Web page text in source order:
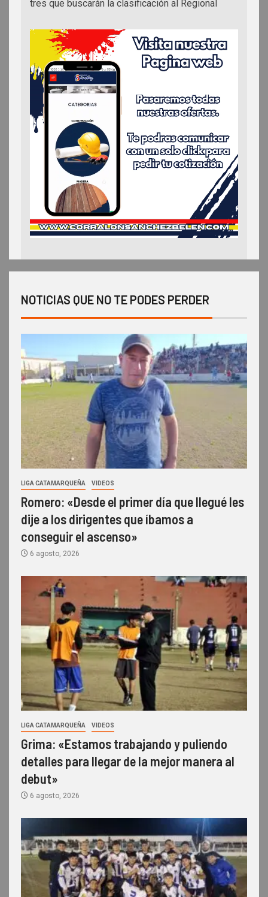
tres que buscarán la clasificación al Regional
NOTICIAS QUE NO TE PODES PERDER
LIGA CATAMARQUEÑA VIDEOS
Romero: «Desde el primer día que llegué les
dije a los dirigentes que íbamos a
conseguir el ascenso»
6 agosto, 2026
LIGA CATAMARQUEÑA VIDEOS
Grima: «Estamos trabajando y puliendo
detalles para llegar de la mejor manera al
debut»
6 agosto, 2026